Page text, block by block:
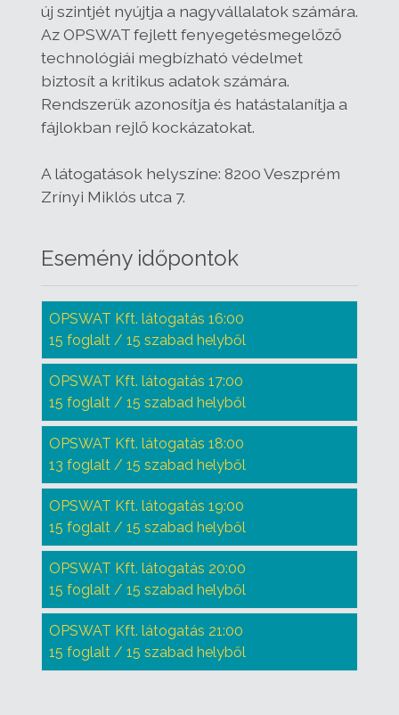
új szintjét nyújtja a nagyvállalatok számára.
Az OPSWAT fejlett fenyegetésmegelőző
technológiái megbízható védelmet
biztosít a kritikus adatok számára.
Rendszerük azonosítja és hatástalanítja a
fájlokban rejlő kockázatokat.
A látogatások helyszíne: 8200 Veszprém
Zrínyi Miklós utca 7.
Esemény időpontok
OPSWAT Kft. látogatás 16:00
15 foglalt / 15 szabad helyből
OPSWAT Kft. látogatás 17:00
15 foglalt / 15 szabad helyből
OPSWAT Kft. látogatás 18:00
13 foglalt / 15 szabad helyből
OPSWAT Kft. látogatás 19:00
15 foglalt / 15 szabad helyből
OPSWAT Kft. látogatás 20:00
15 foglalt / 15 szabad helyből
OPSWAT Kft. látogatás 21:00
15 foglalt / 15 szabad helyből